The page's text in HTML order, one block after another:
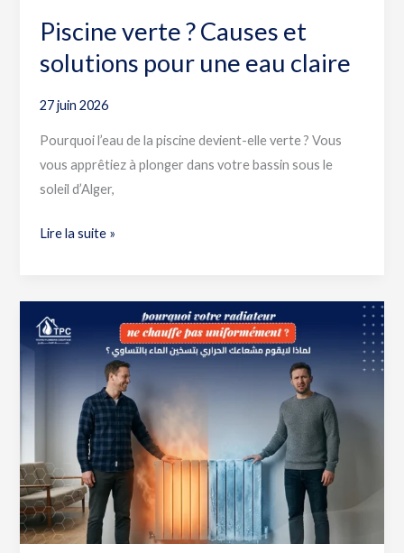
Piscine verte ? Causes et
solutions pour une eau claire
27 juin 2026
Pourquoi l’eau de la piscine devient-elle verte ? Vous
vous apprêtiez à plonger dans votre bassin sous le
soleil d’Alger,
Lire la suite »
Radiateur
qui
Causes
et
solutions
TPC
Algérie